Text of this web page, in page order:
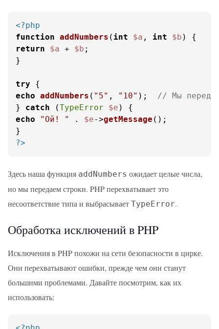
<?php
function addNumbers ( int $a , int $b )
return
$a + $b ;
}
try
echo addNumbers ( "5" , "10" ); // Мы
} catch (TypeError $e
echo
"Ой! " . $e->getMessage ();
?>
Здесь наша функция addNumbers ожидает целые числа,
но мы передаем строки. PHP перехватывает это
несоответствие типа и выбрасывает TypeError.
Обработка исключений в PHP
Исключения в PHP похожи на сети безопасности в цирке.
Они перехватывают ошибки, прежде чем они станут
большими проблемами. Давайте посмотрим, как их
использовать: